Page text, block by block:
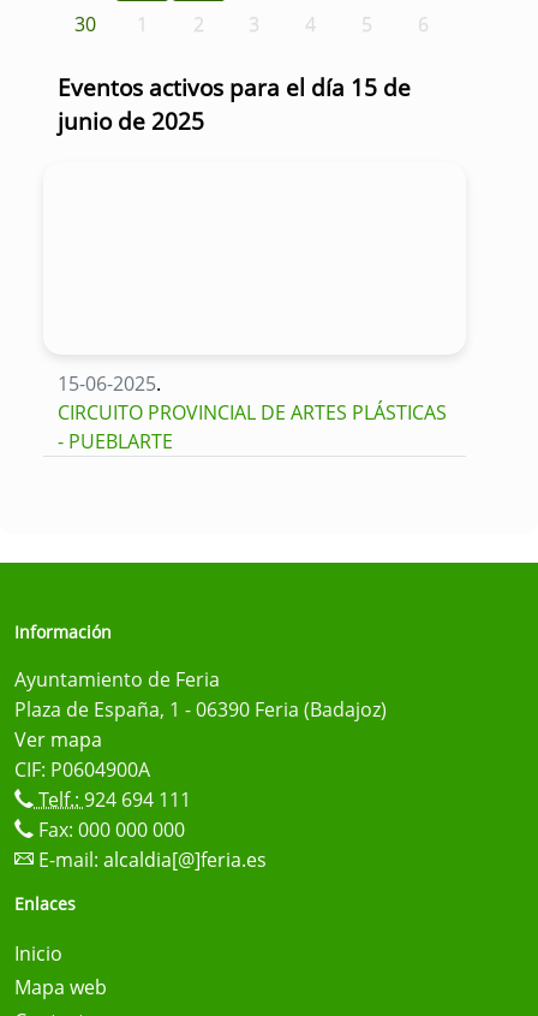
30
1 2 3 4 5 6
Eventos activos para el día 15 de
junio de 2025
15-06-2025.
CIRCUITO PROVINCIAL DE ARTES PLÁSTICAS
- PUEBLARTE
Información
Ayuntamiento de Feria
Plaza de España, 1 - 06390 Feria (Badajoz)
Ver mapa
CIF: P0604900A
Telf.: 924 694 111
Fax: 000 000 000
E-mail: alcaldia[@]feria.es
Enlaces
Inicio
Mapa web